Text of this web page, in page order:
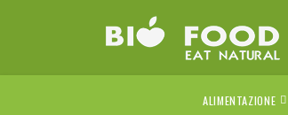
ALIMENTAZIONE